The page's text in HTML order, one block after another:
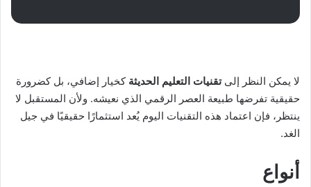
لا يمكن النظر إلىتقنيات التعليم الحديثة كخيار إضافي، بل كضرورة
حقيقية تفرضها طبيعة العصر الرقمي الذي نعيشه. ولأن المستقبل لا
ينتظر، فإن اعتماد هذه التقنيات اليوم يُعد استثمارًا حقيقيًا في جيل
الغد.
أنواع